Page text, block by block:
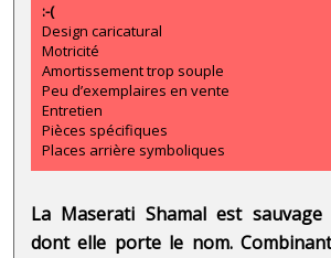
:-(
Design caricatural
Motricité
Amortissement trop souple
Peu d’exemplaires en vente
Entretien
Pièces spécifiques
Places arrière symboliques
La Maserati Shamal est
dont elle porte le nom.